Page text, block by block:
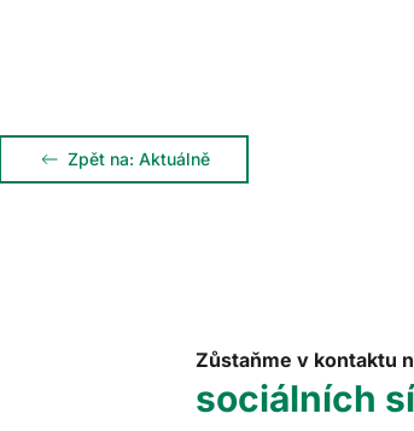
Zpět na: Aktuálně
Zůstaňme v kontaktu
sociálních